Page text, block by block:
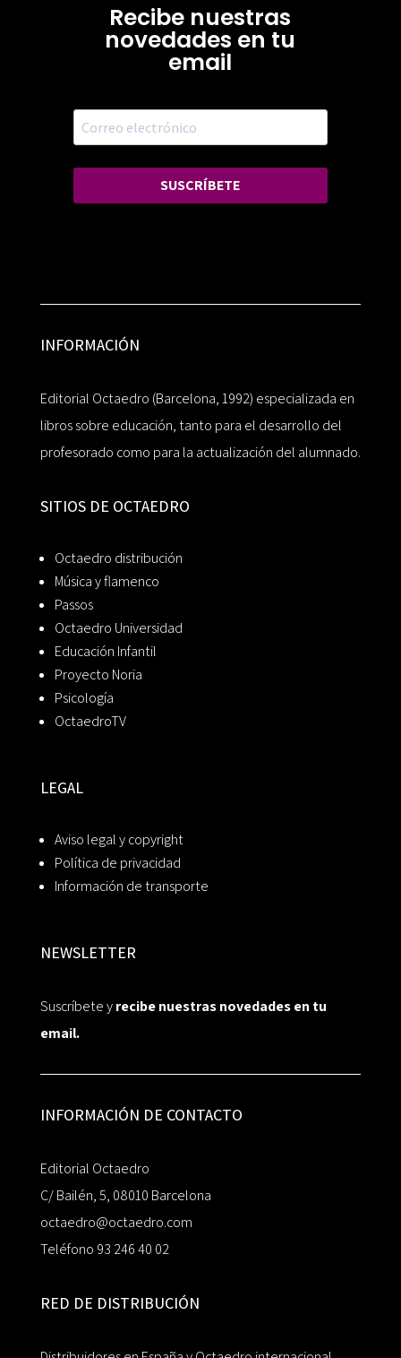
Recibe nuestras
novedades en tu
email
SUSCRÍBETE
INFORMACIÓN
Editorial Octaedro (Barcelona, 1992) especializada en
libros sobre educación, tanto para el desarrollo del
profesorado como para la actualización del alumnado.
SITIOS DE OCTAEDRO
Octaedro distribución
Música y flamenco
Passos
Octaedro Universidad
Educación Infantil
Proyecto Noria
Psicología
OctaedroTV
LEGAL
Aviso legal y copyright
Política de privacidad
Información de transporte
NEWSLETTER
Suscríbete yrecibe nuestras novedades en tu
email.
INFORMACIÓN DE CONTACTO
Editorial Octaedro
C/ Bailén, 5, 08010 Barcelona
octaedro@octaedro.com
Teléfono 93 246 40 02
RED DE DISTRIBUCIÓN